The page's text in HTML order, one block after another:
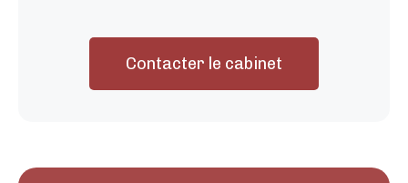
Contacter le cabinet​